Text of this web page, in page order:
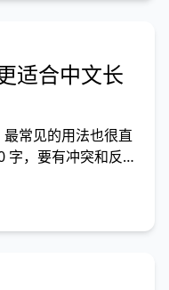
适合中文长
常见的用法也很直
字，要有冲突和反
到，门外站着的人
难的地方，往往不